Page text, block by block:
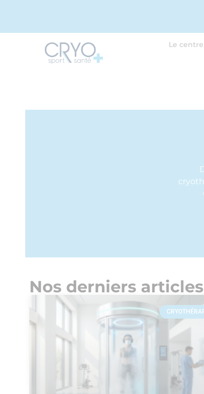
Le centre
Nos derniers articles